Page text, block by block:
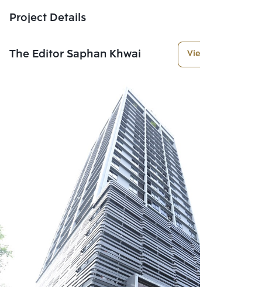
Project Details
The Editor Saphan Khwai View More